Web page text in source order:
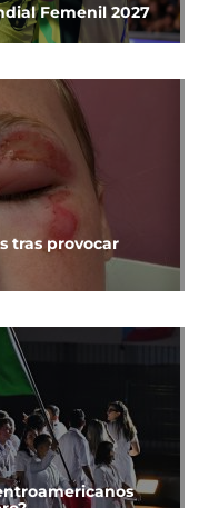
Femenil 2027
tras provocar